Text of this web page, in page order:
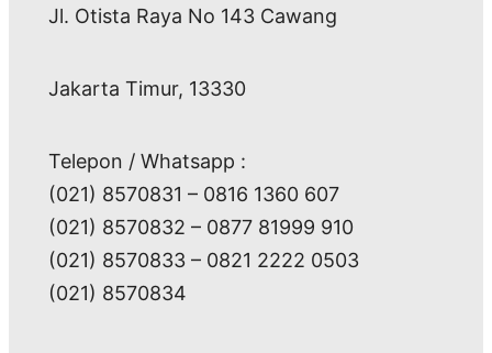
Jl. Otista Raya No 143 Cawang
Jakarta Timur, 13330
Telepon / Whatsapp :
(021) 8570831 – 0816 1360 607
(021) 8570832 – 0877 81999 910
(021) 8570833 – 0821 2222 0503
(021) 8570834